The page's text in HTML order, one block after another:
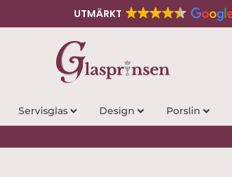
UTMÄRKT
Servisglas Design Porslin